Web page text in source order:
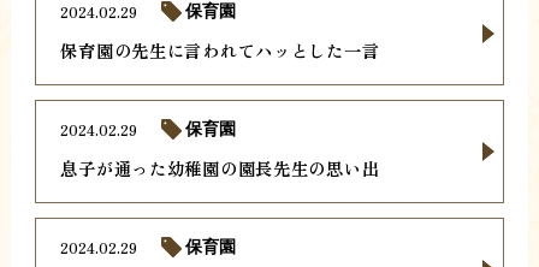
保育園の先生に言われてハッとした一言
2024.02.29 保育園
息子が通った幼稚園の園長先生の思い出
2024.02.29 保育園
2024.02.29 保育園